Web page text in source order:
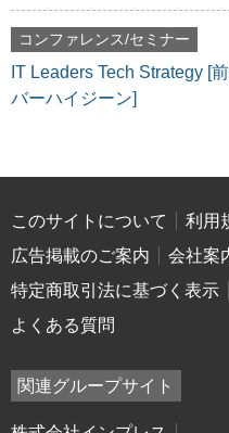
コンファレンス/セミナー
IT Leaders Tech Strategy [
バーハイジーン]
このサイトについて 利用
広告掲載のご案内
会社案
特定商取引法に基づく表示
よくある質問
関連グループサイト